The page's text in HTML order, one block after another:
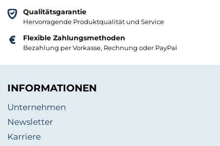
Qualitätsgarantie
Hervorragende Produktqualität und Service
Flexible Zahlungsmethoden
Bezahlung per Vorkasse, Rechnung oder PayPal
INFORMATIONEN
Unternehmen
Newsletter
Karriere